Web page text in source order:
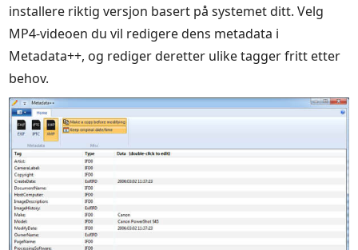
installere riktig versjon basert på systemet ditt. Velg
MP4-videoen du vil redigere dens metadata i
Metadata++, og rediger deretter ulike tagger fritt etter
behov.